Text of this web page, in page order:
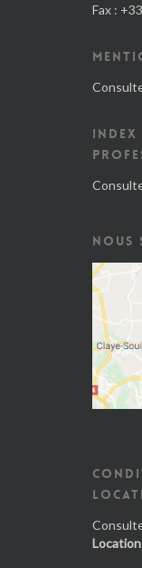
Fax :
INDEX
NOUS
Location